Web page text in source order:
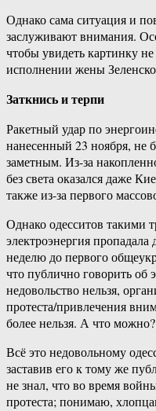
Однако сама ситуация и
заслуживают внимания.
чтобы увидеть картинку
исполнении жены
Заткнись и терпи
Ракетный удар по
нанесенный 23 ноября,
заметным. Из-за
без света оказался даже
также из-за первого
Однако одесситов такими
электроэнергия
неделю до первого
что публично говорить об
недовольство нельзя,
протеста/привлечения
более нельзя. А что
Всё это недовольному
заставив его к тому же
не знал, что во время
протеста; понимаю,